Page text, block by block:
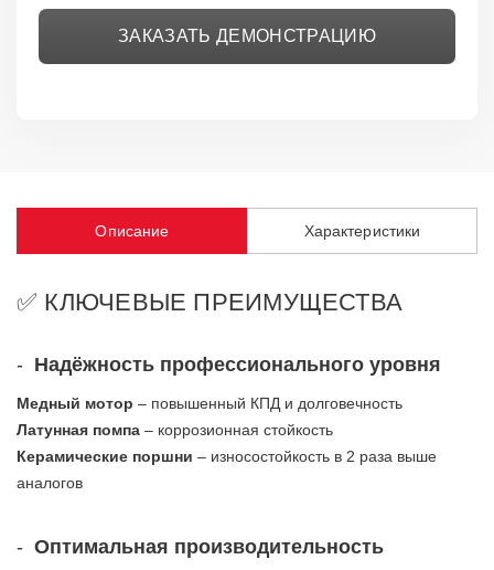
ЗАКАЗАТЬ ДЕМОНСТРАЦИЮ
Описание Характеристики
✅ КЛЮЧЕВЫЕ​​​​ ПРЕИМУЩЕСТВА
- Надёжность профессионального уровня
Медный мотор – повышенный КПД и долговечность
Латунная помпа – коррозионная стойкость
Керамические поршни – износостойкость в 2 раза выше
аналогов
- Оптимальная производительность